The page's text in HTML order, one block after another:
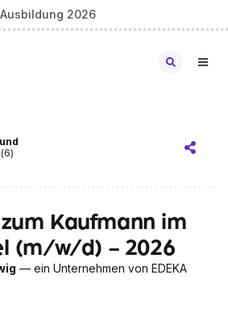
Ausbildung 2026
(6)
Kaufmann im
(m/w/d) - 2026
— ein Unternehmen von EDEKA